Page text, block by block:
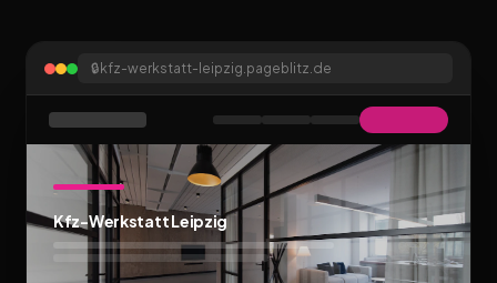
🔒 kfz-werkstatt-leipzig.pageblitz.de
Kfz-Werkstatt Leipzig